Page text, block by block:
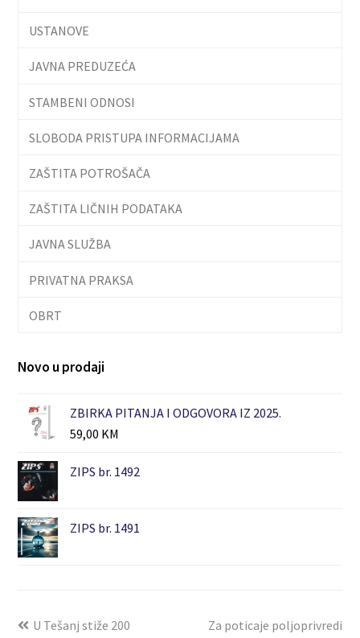
USTANOVE
JAVNA PREDUZEĆA
STAMBENI ODNOSI
SLOBODA PRISTUPA INFORMACIJAMA
ZAŠTITA POTROŠAČA
ZAŠTITA LIČNIH PODATAKA
JAVNA SLUŽBA
PRIVATNA PRAKSA
OBRT
Novo u prodaji
ZBIRKA PITANJA I ODGOVORA IZ 2025.
59,00 KM
ZIPS br. 1492
ZIPS br. 1491
U Tešanj stiže 200
Za poticaje poljoprivredi